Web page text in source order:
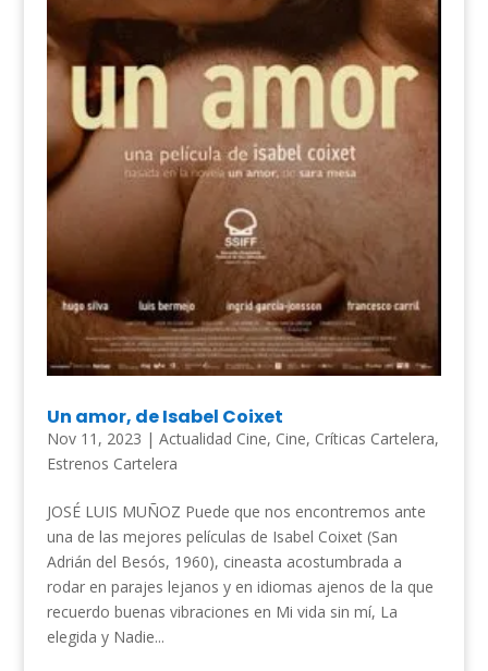
Un amor, de Isabel Coixet
Nov 11, 2023 | Actualidad Cine, Cine, Críticas Cartelera,
Estrenos Cartelera
JOSÉ LUIS MUÑOZ Puede que nos encontremos ante
una de las mejores películas de Isabel Coixet (San
Adrián del Besós, 1960), cineasta acostumbrada a
rodar en parajes lejanos y en idiomas ajenos de la que
recuerdo buenas vibraciones en Mi vida sin mí, La
elegida y Nadie...